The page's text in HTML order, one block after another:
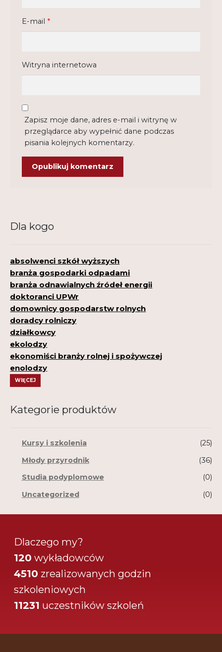
E-mail *
Witryna internetowa
Zapisz moje dane, adres e-mail i witrynę w
przeglądarce aby wypełnić dane podczas
pisania kolejnych komentarzy.
Dla kogo
absolwenci szkół wyższych
branża gospodarki odpadami
branża odnawialnych źródeł energii
doktoranci UPWr
domownicy gospodarstw rolnych
doradcy rolniczy
działkowcy
ekolodzy
ekonomiści branży rolnej i spożywczej
enolodzy
WIĘCEJ
Kategorie produktów
Kursy i szkolenia
(25)
Młody przyrodnik
(36)
Studia podyplomowe
(0)
Uncategorized
(0)
Dlaczego my?
120 wykładowców
4510 zrealizowanych godzin
szkoleniowych
11231 uczestników szkoleń